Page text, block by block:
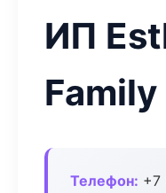
ИП
Family
Телефон: +7